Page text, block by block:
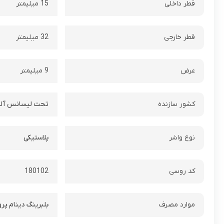
قطر داخلی 15 میلیمتر
قطر خارجی 32 میلیمتر
عرض 9 میلیمتر
کشور سازنده تحت لیسانس
نوع واشر پلاستیکی
کد روسی 180102
موارد مصرف بلبرینگ دینام